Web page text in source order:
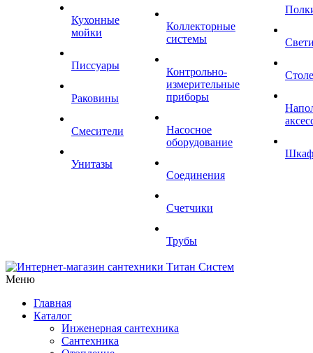
Кухонные
мойки
Писсуары
Раковины
Смесители
Унитазы
Коллекторные
системы
Контрольно-
измерительные
приборы
Насосное
оборудование
Соединения
Счетчики
Трубы
Меню
Главная
Каталог
Инженерная сантехника
Сантехника